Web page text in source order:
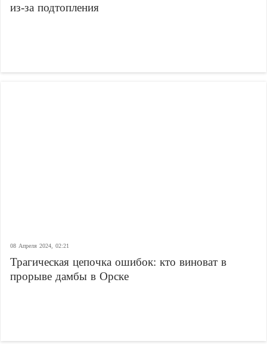
из-за подтопления
08 Апреля 2024, 02:21
Трагическая цепочка ошибок: кто виноват в
прорыве дамбы в Орске